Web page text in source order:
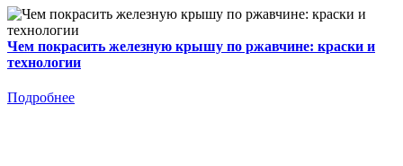
Чем покрасить железную крышу по ржавчине: краски и
технологии
Подробнее